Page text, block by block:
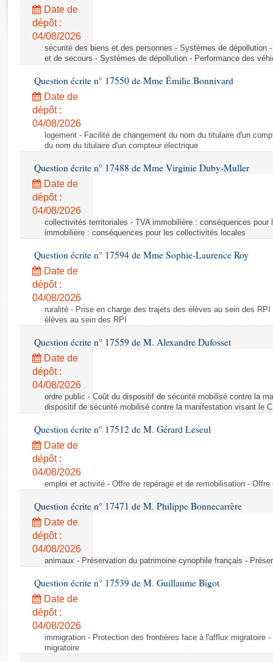
Rapports législatifs
Rapports sur l'application des lois
Baromètre de l’application des lois
Dossiers législatifs
Budget et sécurité sociale
Questions écrites et orales
Comptes rendus des débats
Date de
dépôt :
04/08/2026
sécurité des biens et des personnes - Systèmes de dépollution
et de secours - Systèmes de dépollution - Performance des
Question écrite n° 17550 de Mme Émilie Bonnivard
Date de
dépôt :
04/08/2026
logement - Facilité de changement du nom du titulaire d'un
du nom du titulaire d'un compteur électrique
Question écrite n° 17488 de Mme Virginie Duby-Muller
Date de
dépôt :
04/08/2026
collectivités territoriales - TVA immobilière : conséquences
immobilière : conséquences pour les collectivités locales
Question écrite n° 17594 de Mme Sophie-Laurence Roy
Date de
dépôt :
04/08/2026
ruralité - Prise en charge des trajets des élèves au sein des
élèves au sein des RPI
Question écrite n° 17559 de M. Alexandre Dufosset
Date de
dépôt :
04/08/2026
ordre public - Coût du dispositif de sécurité mobilisé contre la
dispositif de sécurité mobilisé contre la manifestation visant le
Question écrite n° 17512 de M. Gérard Leseul
Date de
dépôt :
04/08/2026
emploi et activité - Offre de repérage et de remobilisation -
Question écrite n° 17471 de M. Philippe Bonnecarrère
Date de
dépôt :
04/08/2026
animaux - Préservation du patrimoine cynophile français -
Question écrite n° 17539 de M. Guillaume Bigot
Date de
dépôt :
04/08/2026
immigration - Protection des frontières face à l'afflux migratoire
migratoire